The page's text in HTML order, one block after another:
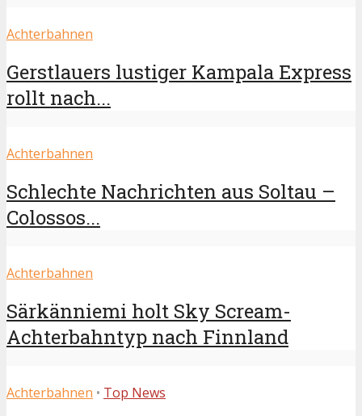
Achterbahnen
Gerstlauers lustiger Kampala Express
rollt nach...
Achterbahnen
Schlechte Nachrichten aus Soltau –
Colossos...
Achterbahnen
Särkänniemi holt Sky Scream-
Achterbahntyp nach Finnland
Achterbahnen • Top News